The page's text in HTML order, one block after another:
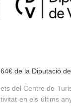
de la Diputació
del Centre de
en els últims